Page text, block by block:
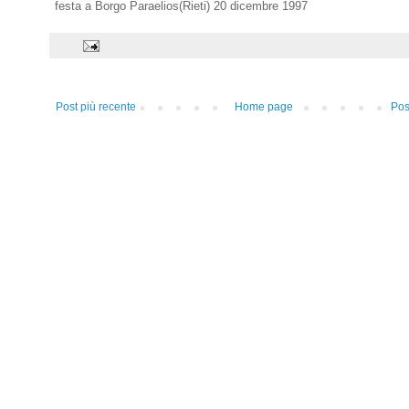
festa a Borgo Paraelios(Rieti) 20 dicembre 1997
Post più recente Home page